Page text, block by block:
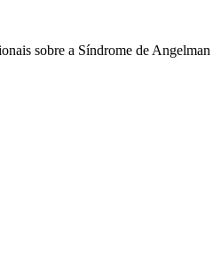
sobre a Síndrome de Angelman